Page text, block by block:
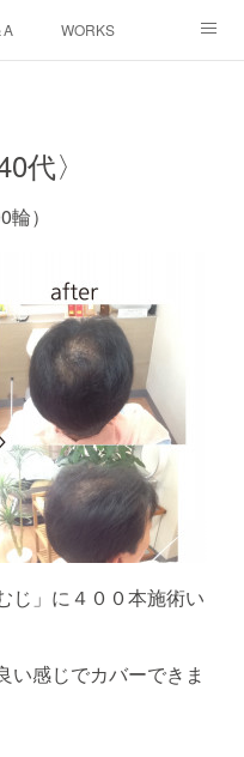
A WORKS
代〉
）
じ」に４００本施術い
い感じでカバーできま